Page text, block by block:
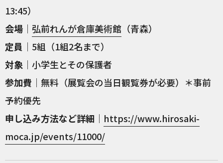
13:45）
会場 ｜ 弘前れんが倉庫美術館 （青森）
定員 ｜5組（1組2名まで）
対象 ｜⼩学⽣とその保護者
参加費 ｜無料（展覧会の当日観覧券が必要）＊事前
予約優先
申し込み方法など詳細 ｜ https://www.hirosaki-
moca.jp/events/11000/